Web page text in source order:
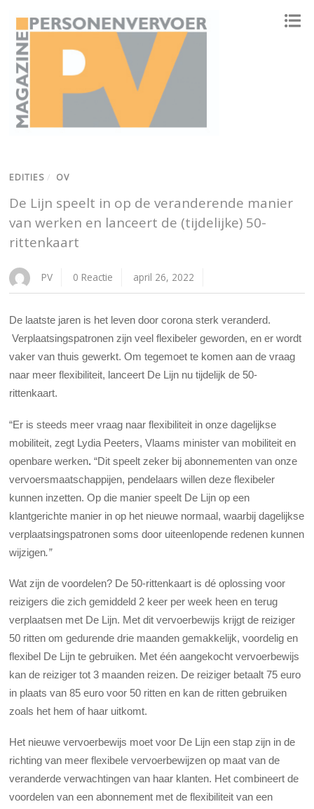
EDITIES / OV
De Lijn speelt in op de veranderende manier
van werken en lanceert de (tijdelijke) 50-
rittenkaart
PV 0 Reactie april 26, 2022
De laatste jaren is het leven door corona sterk veranderd.
Verplaatsingspatronen zijn veel flexibeler geworden, en er wordt
vaker van thuis gewerkt. Om tegemoet te komen aan de vraag
naar meer flexibiliteit, lanceert De Lijn nu tijdelijk de 50-
rittenkaart.
“Er is steeds meer vraag naar flexibiliteit in onze dagelijkse
mobiliteit, zegt Lydia Peeters, Vlaams minister van mobiliteit en
openbare werken. “Dit speelt zeker bij abonnementen van onze
vervoersmaatschappijen, pendelaars willen deze flexibeler
kunnen inzetten. Op die manier speelt De Lijn op een
klantgerichte manier in op het nieuwe normaal, waarbij dagelijkse
verplaatsingspatronen soms door uiteenlopende redenen kunnen
wijzigen.”
Wat zijn de voordelen? De 50-rittenkaart is dé oplossing voor
reizigers die zich gemiddeld 2 keer per week heen en terug
verplaatsen met De Lijn. Met dit vervoerbewijs krijgt de reiziger
50 ritten om gedurende drie maanden gemakkelijk, voordelig en
flexibel De Lijn te gebruiken. Met één aangekocht vervoerbewijs
kan de reiziger tot 3 maanden reizen. De reiziger betaalt 75 euro
in plaats van 85 euro voor 50 ritten en kan de ritten gebruiken
zoals het hem of haar uitkomt.
Het nieuwe vervoerbewijs moet voor De Lijn een stap zijn in de
richting van meer flexibele vervoerbewijzen op maat van de
veranderde verwachtingen van haar klanten. Het combineert de
voordelen van een abonnement met de flexibiliteit van een